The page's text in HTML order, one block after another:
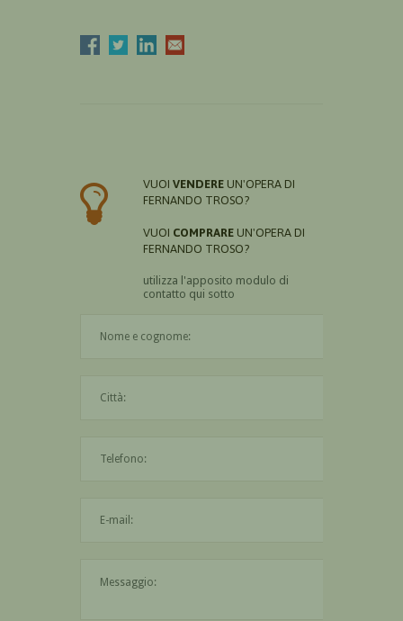
VUOI VENDERE UN'OPERA DI
FERNANDO TROSO?
VUOI COMPRARE UN'OPERA DI
FERNANDO TROSO?
utilizza l'apposito modulo di
contatto qui sotto